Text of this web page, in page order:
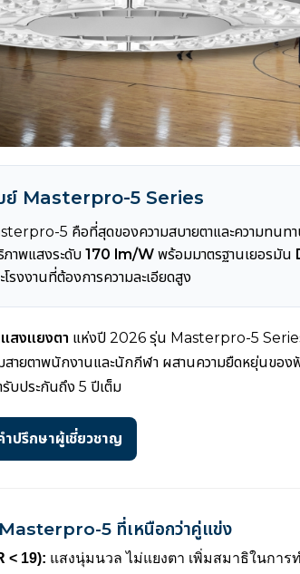
บย์ Masterpro-5 Series
5 คือที่สุดของความสบายตาและความทนท
าพแสงระดับ 170 lm/W พร้อมมาตรฐานเยอรมัน
รงงานที่ต้องการความละเอียดสูง
สงแยงตา แห่งปี 2026 รุ่น Masterpro-5
ายตาพนักงานและนักกีฬา ผสานความยืดหยุ่นของ
รับประกันถึง 5 ปีเต็ม
ำปรึกษาผู้เชี่ยวชาญ
Masterpro-5 ที่เหนือกว่าคู่แข่ง
< 19): แสงนุ่มนวล ไม่แยงตา เพิ่มสมาธิในการ